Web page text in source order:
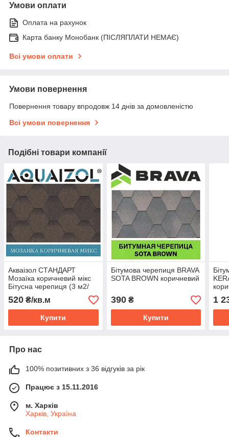
Умови оплати
Оплата на рахунок
Карта банку Монобанк (ПІСЛЯПЛАТИ НЕМАЄ)
Всі умови оплати
Умови повернення
Повернення товару впродовж 14 днів за домовленістю
Всі умови повернення
Подібні товари компанії
Акваізол СТАНДАРТ
Мозаїка коричневий мікс
Бітусна черепиця (3 м2/
пач)
520 ₴/кв.м
Купити
Бітумова черепиця BRAVA
SOTA BROWN коричневий
390₴
Купити
1
Про нас
100% позитивних з 36 відгуків за рік
Працює з 15.11.2016
м. Харків
Харків, Україна
Контакти